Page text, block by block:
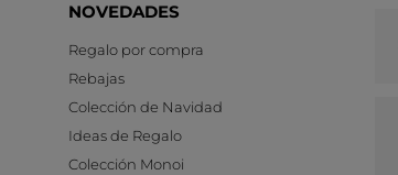
NOVEDADES
Regalo por compra
Rebajas
Colección de Navidad
Ideas de Regalo
Colección Monoi